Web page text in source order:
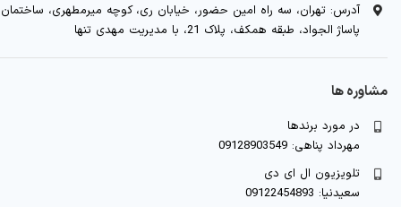
آدرس: تهران، سه راه امین حضور، خیابان ری، کوچه میرمطهری، ساختمان
پاساژ الجواد، طبقه همکف، پلاک 21، با مدیریت مهدی تنها
مشاوره ها
در مورد برندها
مهرداد پناهی: 09128903549
تلویزیون ال ای دی
سعیدنیا: 09122454893